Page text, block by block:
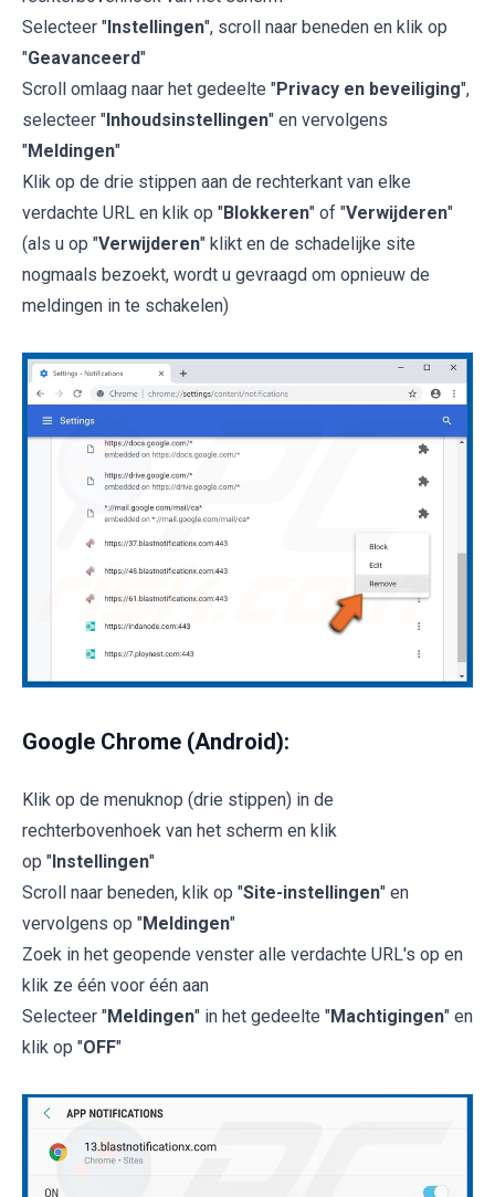
Selecteer "Instellingen", scroll naar beneden en klik op
"Geavanceerd"
Scroll omlaag naar het gedeelte "Privacy en beveiliging",
selecteer "Inhoudsinstellingen" en vervolgens
"Meldingen"
Klik op de drie stippen aan de rechterkant van elke
verdachte URL en klik op "Blokkeren" of "Verwijderen"
(als u op "Verwijderen" klikt en de schadelijke site
nogmaals bezoekt, wordt u gevraagd om opnieuw de
meldingen in te schakelen)
Google Chrome (Android):
Klik op de menuknop (drie stippen) in de
rechterbovenhoek van het scherm en klik
op "Instellingen"
Scroll naar beneden, klik op "Site-instellingen" en
vervolgens op "Meldingen"
Zoek in het geopende venster alle verdachte URL's op en
klik ze één voor één aan
Selecteer "Meldingen" in het gedeelte "Machtigingen" en
klik op "OFF"